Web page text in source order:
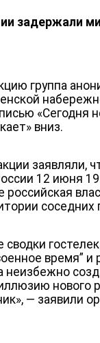
задержали
группа
«Сегодня
вниз.
заявляли,
12 июня
российская
соседних
время”
неизбежно
нового
— заявили